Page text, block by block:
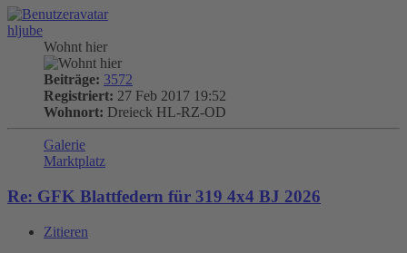
hljube
Wohnt hier
Beiträge: 3572
Registriert: 27 Feb 2017 19:52
Wohnort: Dreieck HL-RZ-OD
Galerie
Marktplatz
Re: GFK Blattfedern für 319 4x4 BJ 2026
Zitieren